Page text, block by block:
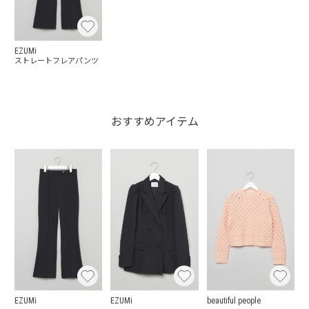
EZUMi
ストレートフレアパンツ
おすすめアイテム
EZUMi EZUMi beautiful people